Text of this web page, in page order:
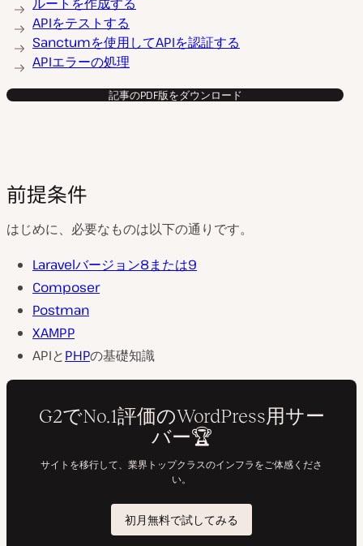
APIをテストする
Sanctumを使用してAPIを認証する
APIエラーの処理
記事のPDF版をダウンロード
前提条件
はじめに、必要なものは以下の通りです。
Laravelバージョン8または9
Composer
Postman
XAMPP
APIとPHPの基礎知識